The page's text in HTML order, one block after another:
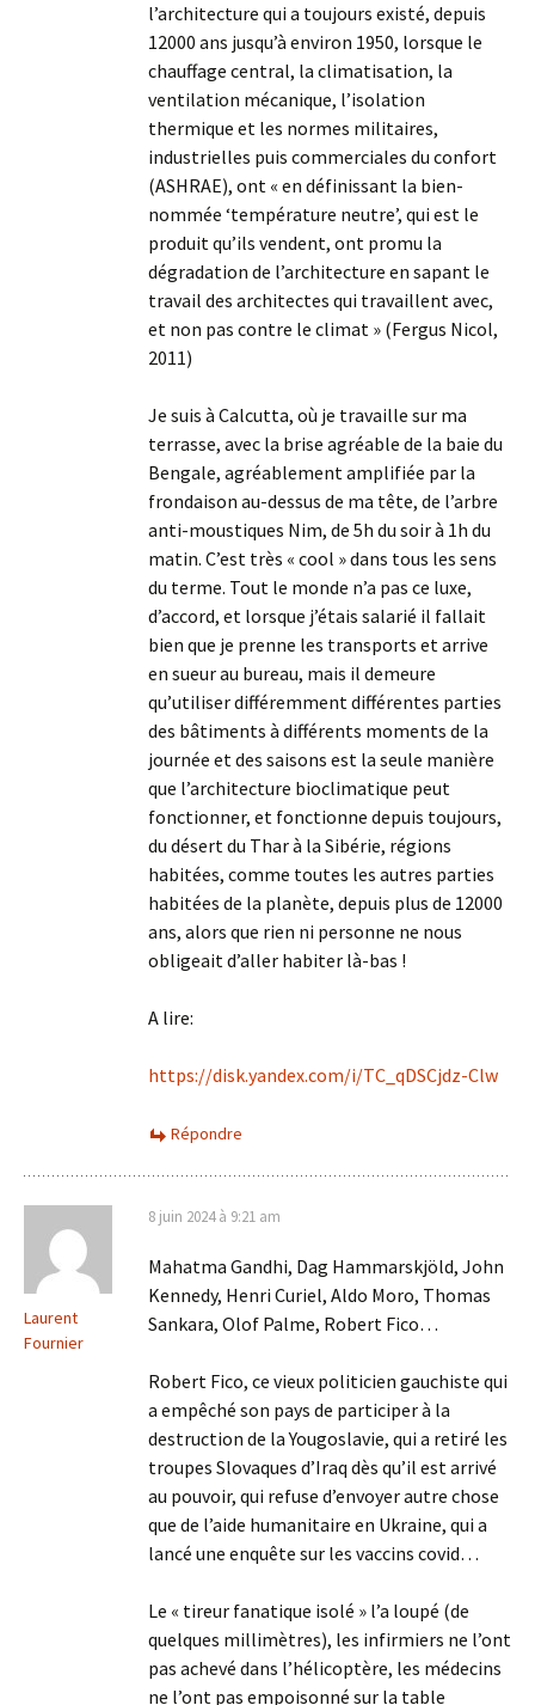
l’architecture qui a toujours existé, depuis
12000 ans jusqu’à environ 1950, lorsque le
chauffage central, la climatisation, la
ventilation mécanique, l’isolation
thermique et les normes militaires,
industrielles puis commerciales du confort
(ASHRAE), ont « en définissant la bien-
nommée ‘température neutre’, qui est le
produit qu’ils vendent, ont promu la
dégradation de l’architecture en sapant le
travail des architectes qui travaillent avec,
et non pas contre le climat » (Fergus Nicol,
2011)
Je suis à Calcutta, où je travaille sur ma
terrasse, avec la brise agréable de la baie du
Bengale, agréablement amplifiée par la
frondaison au-dessus de ma tête, de l’arbre
anti-moustiques Nim, de 5h du soir à 1h du
matin. C’est très « cool » dans tous les sens
du terme. Tout le monde n’a pas ce luxe,
d’accord, et lorsque j’étais salarié il fallait
bien que je prenne les transports et arrive
en sueur au bureau, mais il demeure
qu’utiliser différemment différentes parties
des bâtiments à différents moments de la
journée et des saisons est la seule manière
que l’architecture bioclimatique peut
fonctionner, et fonctionne depuis toujours,
du désert du Thar à la Sibérie, régions
habitées, comme toutes les autres parties
habitées de la planète, depuis plus de 12000
ans, alors que rien ni personne ne nous
obligeait d’aller habiter là-bas !
A lire:
https://disk.yandex.com/i/TC_qDSCjdz-Clw
Répondre
Laurent
Fournier
8 juin 2024 à 9:21 am
Mahatma Gandhi, Dag Hammarskjöld, John
Kennedy, Henri Curiel, Aldo Moro, Thomas
Sankara, Olof Palme, Robert Fico…
Robert Fico, ce vieux politicien gauchiste qui
a empêché son pays de participer à la
destruction de la Yougoslavie, qui a retiré les
troupes Slovaques d’Iraq dès qu’il est arrivé
au pouvoir, qui refuse d’envoyer autre chose
que de l’aide humanitaire en Ukraine, qui a
lancé une enquête sur les vaccins covid…
Le « tireur fanatique isolé » l’a loupé (de
quelques millimètres), les infirmiers ne l’ont
pas achevé dans l’hélicoptère, les médecins
ne l’ont pas empoisonné sur la table